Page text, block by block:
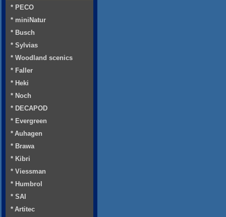
* PECO
* miniNatur
* Busch
* Sylvias
* Woodland scenics
* Faller
* Heki
* Noch
* DECAPOD
* Evergreen
* Auhagen
* Brawa
* Kibri
* Viessman
* Humbrol
* SAI
* Artitec